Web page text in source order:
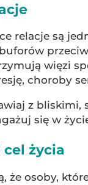
relacje są
więzi
choroby
z bliskimi,
się w
cel życia
że osoby,